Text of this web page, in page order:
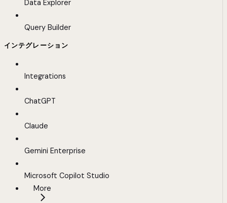
Data Explorer
Query Builder
インテグレーション
Integrations
ChatGPT
Claude
Gemini Enterprise
Microsoft Copilot Studio
More